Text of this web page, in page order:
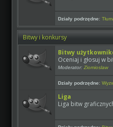
Działy podrzędne:
Bitwy i konkursy
Bitwy
Oceniaj i głosuj w
Moderator:Ziomioslaw
Działy podrzędne:
Liga
Liga bitw